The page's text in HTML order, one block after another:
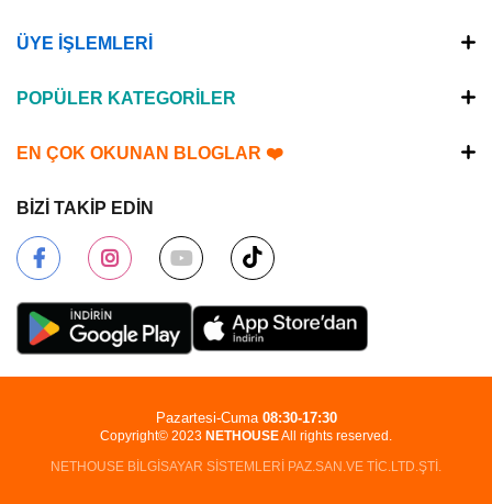
ÜYE İŞLEMLERİ
POPÜLER KATEGORİLER
EN ÇOK OKUNAN BLOGLAR ❤️
BİZİ TAKİP EDİN
Copyright© 2023 NETHOUSEAll rights reserved.
NETHOUSE BİLGİSAYAR SİSTEMLERİ PAZ.SAN.VE TİC.LTD.ŞTİ.
Pazartesi-Cuma 08:30-17:30